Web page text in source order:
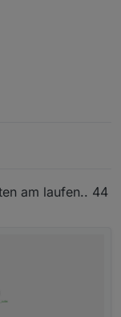
am laufen.. 44